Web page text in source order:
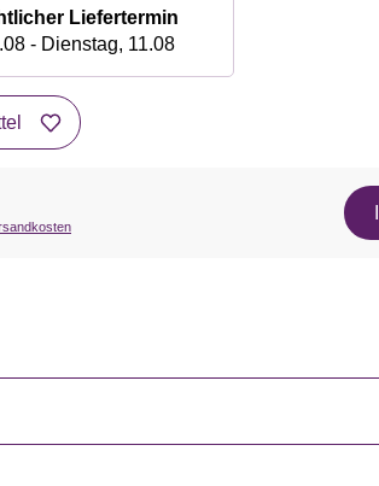
Liefertermin
- Dienstag, 11.08